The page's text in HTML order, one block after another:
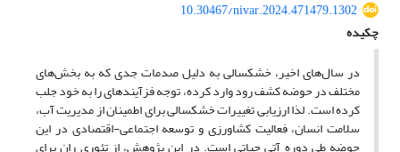
10.30467/nivar.2024.471479.1302
چکیده
در سال‌های اخیر، خشکسالی به دلیل صدمات جدی که به بخش‌های
مختلف در حوضه کشف رود وارد کرده، توجه فزآینده‎ای را به خود جلب
کرده است. لذا ارزیابی تغییرات خشکسالی برای اطمینان از مدیریت آب،
سلامت انسان، فعالیت کشاورزی و توسعه اجتماعی-اقتصادی در این